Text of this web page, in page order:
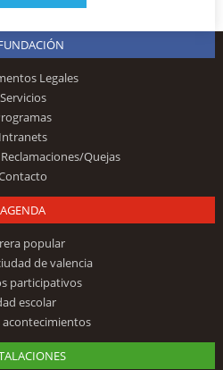
Legales
Servicios
Intranets
Quejas
AGENDA
popular
de valencia
participativos
escolar
acontecimientos